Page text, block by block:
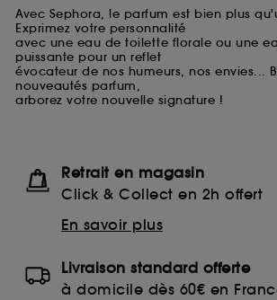
Avec Sephora, le parfum est bien plus
Exprimez votre personnalité
avec une eau de toilette florale ou une
puissante pour un reflet
évocateur de nos humeurs, nos envies...
nouveautés parfum,
arborez votre nouvelle signature !
Retrait en magasin
Click & Collect en 2h offert
En savoir plus
Livraison standard offerte
à domicile dès 60€ en